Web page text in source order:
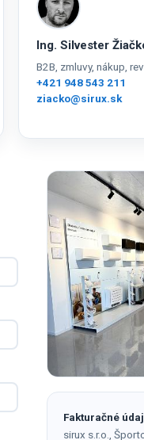
Ing. Silvester
B2B, zmluvy, nákup,
+421 948 543 211
ziacko@sirux.sk
Fakturačné
sirux s.r.o.,